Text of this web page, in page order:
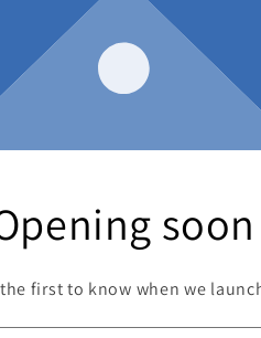
soon
first to know when we